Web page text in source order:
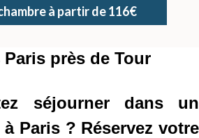
à partir de 116€
près de Tour
séjourner dans un
Paris ? Réservez votre